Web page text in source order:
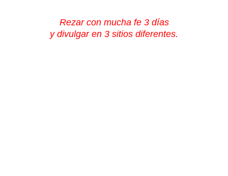
Rezar con mucha fe 3 días
y divulgar en 3 sitios diferentes.